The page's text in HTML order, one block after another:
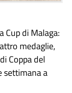
Cup di Malaga:
medaglie,
Coppa del
settimana a